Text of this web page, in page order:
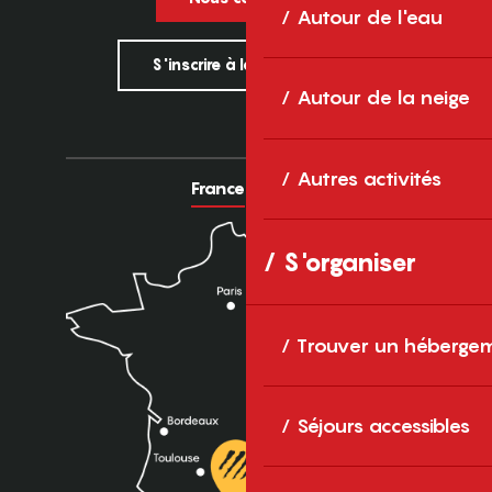
Autour de l'eau
Autour de la neige
Autres activités
S'organiser
Trouver un
Séjours accessibles
S'inscrire à la newsletter
France Europe